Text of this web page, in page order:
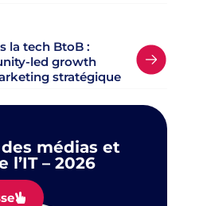
la tech BtoB :
led growth
stratégique
médias et
l’IT – 2026